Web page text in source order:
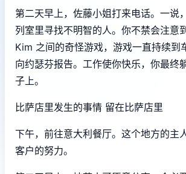
第二天早上，佐藤小姐打来电话。一说
列室里寻找不明智的人。你不禁会注意
Kim 之间的奇怪游戏，游戏一直持续到
向约瑟芬报告。工作使你快乐，你最终
子上。
比萨店里发生的事情 留在比萨店里
下午，前往意大利餐厅。这个地方的主
客户的努力。